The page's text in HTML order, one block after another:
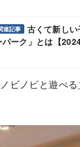
連記事
古くて新し
パーク」とは【
ビノビと遊べる